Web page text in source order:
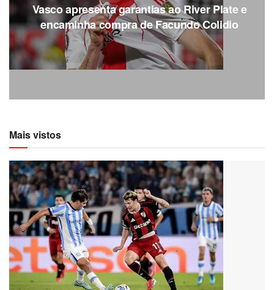
Vasco apresenta garantias ao River Plate e
encaminha compra de Facundo Colidio
Mais vistos